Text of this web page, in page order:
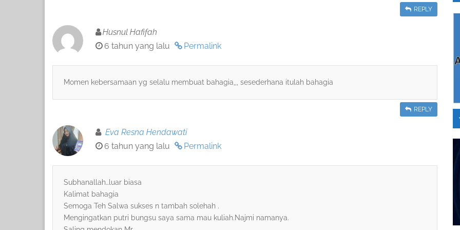
REPLY
Husnul Hafifah
6 tahun yang lalu
Permalink
Momen kebersamaan yg selalu membuat bahagia,,, sesederhana itulah bahagia
REPLY
Eva Resna Hendawati
6 tahun yang lalu
Permalink
Subhanallah…luar biasa
Kalimat bahagia
Semoga Teh Salwa sukses n tambah solehah .
Mengingatkan putri bungsu saya sama mau kuliah.Najmi namanya.